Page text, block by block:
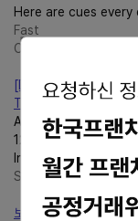
Here are cues
Fast
Company
http://
[Dream
Teacher, Master, Etc.
AboutMentor,
12:08
Interpretations of
Social Studies
보디가드 ost로 잘 알려